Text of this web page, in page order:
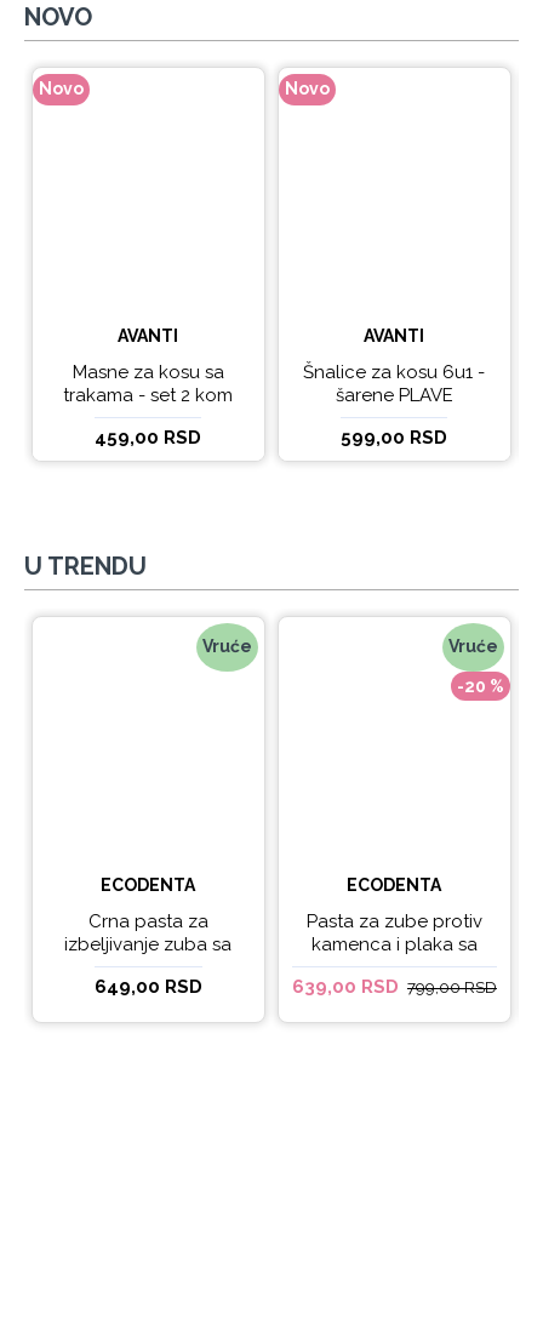
NOVO
Novo
AVANTI
Masne za kosu sa
trakama - set 2 kom
459,00 RSD
Novo
AVANTI
Šnalice za kosu 6u1 -
šarene PLAVE
599,00 RSD
U TRENDU
Vruće
ECODENTA
Crna pasta za
izbeljivanje zuba sa
ukusom narandže
Ecodenta 100 ml
649,00 RSD
Vruće
-20 %
ECODENTA
Pasta za zube protiv
kamenca i plaka sa
kokosovim uljem
Ecodenta ORGANIC
639,00 RSD 799,00 RSD